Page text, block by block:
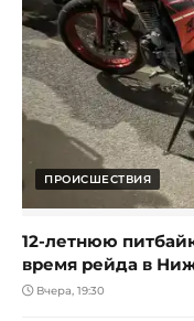
ПРОИСШЕСТВИЯ
12-летнюю
время рейда в
Вчера, 19:30